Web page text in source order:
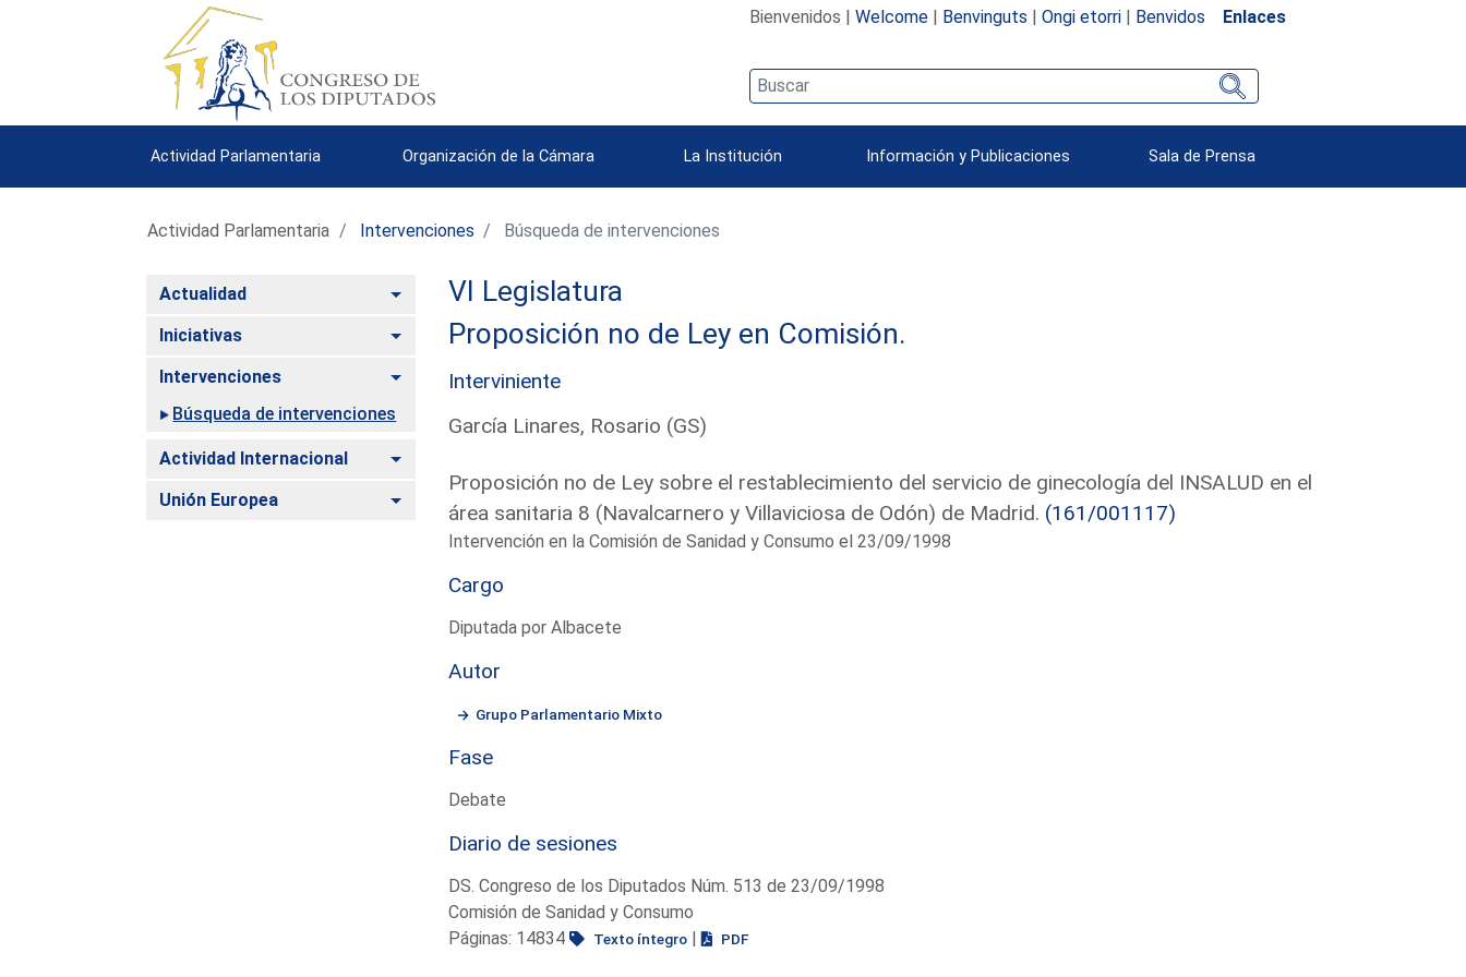
Bienvenidos | Welcome| Benvinguts | Ongi etorri| Benvidos Enlaces
Actividad Parlamentaria Organización de la Cámara La Institución Información y Publicaciones Sala de Prensa
Actividad Parlamentaria Intervenciones Búsqueda de intervenciones
Actualidad Alternar
Iniciativas Alternar
Intervenciones
Alternar
Búsqueda de intervenciones
Actividad Internacional Alternar
Unión Europea Alternar
VI Legislatura
Proposición no de Ley en Comisión.
Interviniente
García Linares, Rosario (GS)
Proposición no de Ley sobre el restablecimiento del servicio de ginecología del INSALUD en el
área sanitaria 8 (Navalcarnero y Villaviciosa de Odón) de Madrid. (161/001117)
Intervención en la Comisión de Sanidad y Consumo el 23/09/1998
Cargo
Diputada por Albacete
Autor
Grupo Parlamentario Mixto
Fase
Debate
Diario de sesiones
DS. Congreso de los Diputados Núm. 513 de 23/09/1998
Comisión de Sanidad y Consumo
Páginas: 14834
Texto íntegro| PDF